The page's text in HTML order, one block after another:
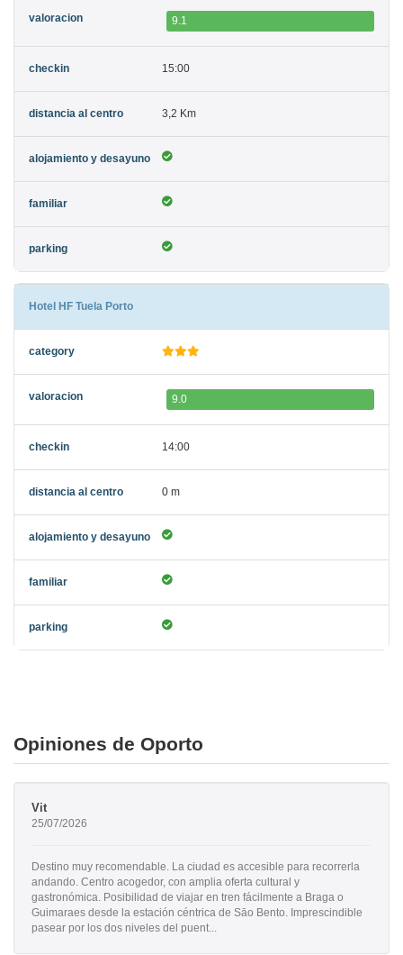
9.1
15:00
3,2 Km
Hotel HF Tuela Porto
9.0
14:00
0 m
Opiniones de Oporto
Vit
25/07/2026
Destino muy recomendable. La ciudad es accesible para recorrerla
andando. Centro acogedor, con amplia oferta cultural y
gastronómica. Posibilidad de viajar en tren fácilmente a Braga o
Guimaraes desde la estación céntrica de Sāo Bento. Imprescindible
pasear por los dos niveles del puent...